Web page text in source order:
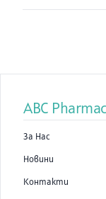
ABC
За Нас
Новини
Контакти